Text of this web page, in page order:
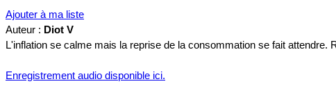
Ajouter à ma liste
Auteur : Diot V
L'inflation se calme mais la reprise de la consommation se fait
Enregistrement audio disponible ici.